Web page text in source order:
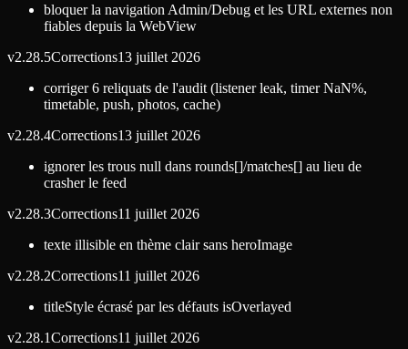
bloquer la navigation Admin/Debug et les URL externes non
fiables depuis la WebView
v2.28.5Corrections13 juillet 2026
corriger 6 reliquats de l'audit (listener leak, timer NaN%,
timetable, push, photos, cache)
v2.28.4Corrections13 juillet 2026
ignorer les trous null dans rounds[]/matches[] au lieu de
crasher le feed
v2.28.3Corrections11 juillet 2026
texte illisible en thème clair sans heroImage
v2.28.2Corrections11 juillet 2026
titleStyle écrasé par les défauts isOverlayed
v2.28.1Corrections11 juillet 2026